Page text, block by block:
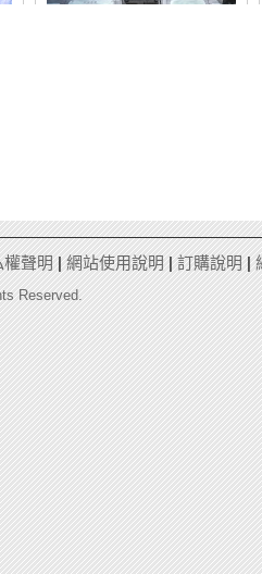
權聲明|網站使用說明|訂購說明|
Reserved.